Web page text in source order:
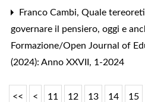
Franco Cambi, Quale
governare il pensiero, oggi e
Formazione/Open Journal of
(2024): Anno XXVII, 1-2024
<< < 11 12 13 14 15